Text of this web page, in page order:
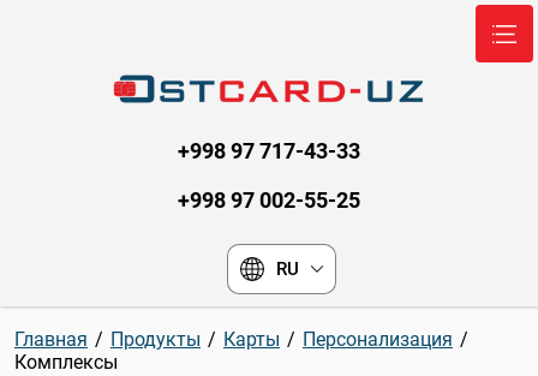
+998 97 717-43-33
+998 97 002-55-25
RU
Главная / Продукты / Карты / Персонализация /
Комплексы